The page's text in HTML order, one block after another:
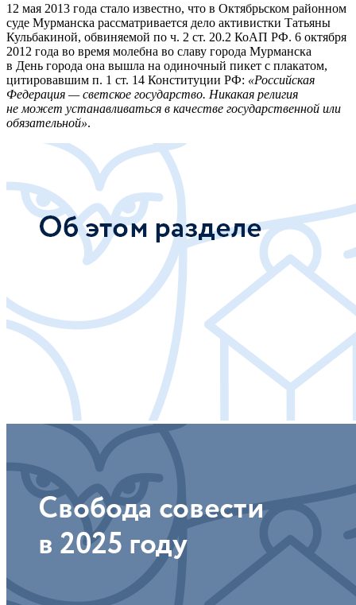
12 мая 2013 года стало известно, что в Октябрьском районном
суде Мурманска рассматривается дело активистки Татьяны
Кульбакиной, обвиняемой по ч. 2 ст. 20.2 КоАП РФ. 6 октября
2012 года во время молебна во славу города Мурманска
в День города она вышла на одиночный пикет с плакатом,
цитировавшим п. 1 ст. 14 Конституции РФ: «Российская
Федерация — светское государство. Никакая религия
не может устанавливаться в качестве государственной или
обязательной».